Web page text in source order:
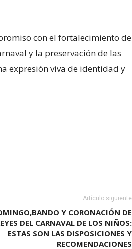
con el fortalecimiento de
y la preservación de las
expresión viva de identidad y
Artículo siguiente
Y CORONACIÓN DE
DEL CARNAVAL DE LOS NIÑOS:
ESTAS SON LAS DISPOSICIONES Y
RECOMENDACIONES